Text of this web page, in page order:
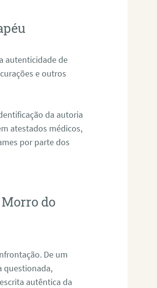
autenticidade de
e outros
da autoria
atestados médicos,
por parte dos
do
De um
questionada,
autêntica da